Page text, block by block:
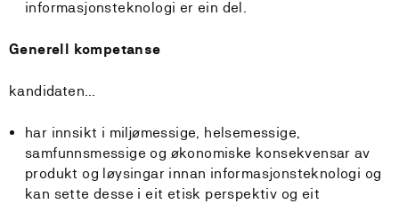
informasjonsteknologi er ein del.
Generell kompetanse
kandidaten…
har innsikt i miljømessige, helsemessige,
samfunnsmessige og økonomiske konsekvensar av
produkt og løysingar innan informasjonsteknologi og
kan sette desse i eit etisk perspektiv og eit